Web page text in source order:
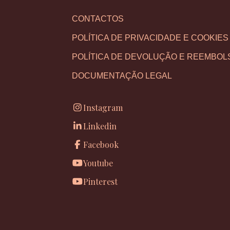
CONTACTOS
POLÍTICA DE PRIVACIDADE E COOKIES
POLÍTICA DE DEVOLUÇÃO E
DOCUMENTAÇÃO LEGAL
Instagram
Linkedin
Facebook
Youtube
Pinterest